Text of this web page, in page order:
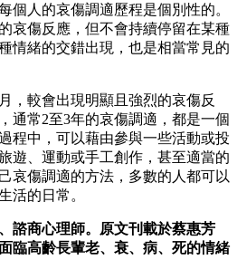
個人的哀傷調適歷程是個別性的。
哀傷反應，但不會持續停留在某種
情緒的交錯出現，也是相當常見的
，較會出現明顯且強烈的哀傷反
通常2至3年的哀傷調適，都是一個
程中，可以藉由參與一些活動或投
遊、運動或手工創作，甚至適當的
哀傷調適的方法，多數的人都可以
活的日常。
諮商心理師。原文刊載於蔡惠芳
臨高齡長輩老、衰、病、死的情緒